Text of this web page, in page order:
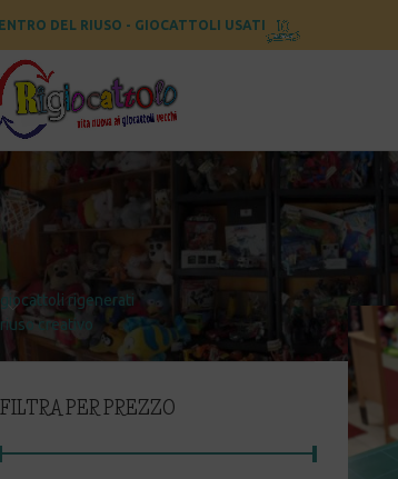
DEL RIUSO - GIOCATTOLI USATI
giocattoli rigenerati
riuso creativo
FILTRA PER PREZZO
Home